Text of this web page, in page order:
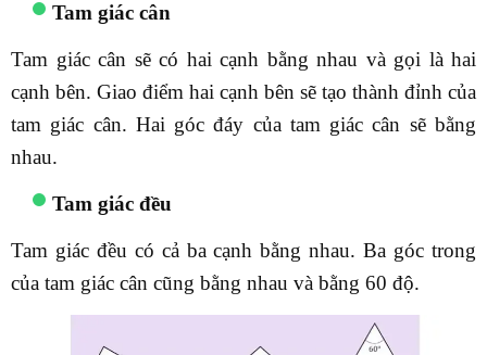
Tam giác cân
Tam giác cân sẽ có hai cạnh bằng nhau và gọi là hai
cạnh bên. Giao điểm hai cạnh bên sẽ tạo thành đỉnh của
tam giác cân. Hai góc đáy của tam giác cân sẽ bằng
nhau.
Tam giác đều
Tam giác đều có cả ba cạnh bằng nhau. Ba góc trong
của tam giác cân cũng bằng nhau và bằng 60 độ.